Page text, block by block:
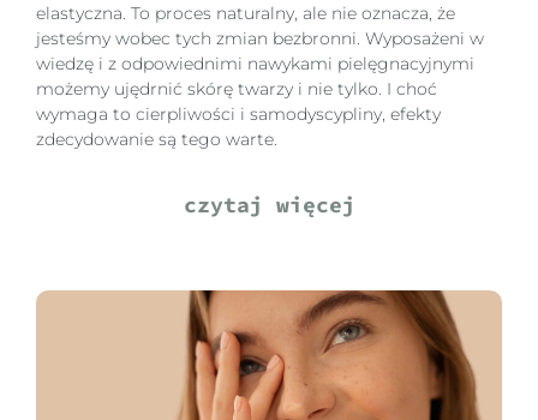
elastyczna. To proces naturalny, ale nie oznacza, że
jesteśmy wobec tych zmian bezbronni. Wyposażeni w
wiedzę i z odpowiednimi nawykami pielęgnacyjnymi
możemy ujędrnić skórę twarzy i nie tylko. I choć
wymaga to cierpliwości i samodyscypliny, efekty
zdecydowanie są tego warte.
czytaj więcej